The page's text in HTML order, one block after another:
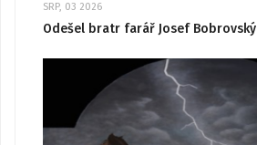
SRP, 03 2026
Odešel bratr farář Josef Bobrovský